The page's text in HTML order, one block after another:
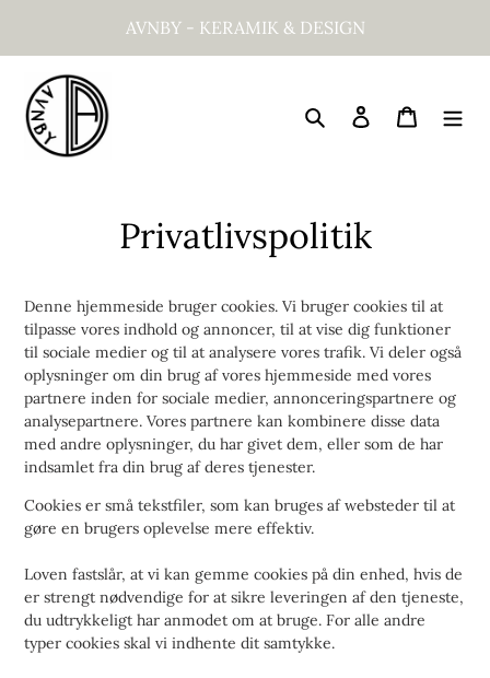
indhold
AVNBY - KERAMIK & DESIGN
Log ind
Privatlivspolitik
Denne hjemmeside bruger cookies. Vi bruger cookies til at
tilpasse vores indhold og annoncer, til at vise dig funktioner
til sociale medier og til at analysere vores trafik. Vi deler også
oplysninger om din brug af vores hjemmeside med vores
partnere inden for sociale medier, annonceringspartnere og
analysepartnere. Vores partnere kan kombinere disse data
med andre oplysninger, du har givet dem, eller som de har
indsamlet fra din brug af deres tjenester.
Cookies er små tekstfiler, som kan bruges af websteder til at
gøre en brugers oplevelse mere effektiv.
Loven fastslår, at vi kan gemme cookies på din enhed, hvis de
er strengt nødvendige for at sikre leveringen af den tjeneste,
du udtrykkeligt har anmodet om at bruge. For alle andre
typer cookies skal vi indhente dit samtykke.